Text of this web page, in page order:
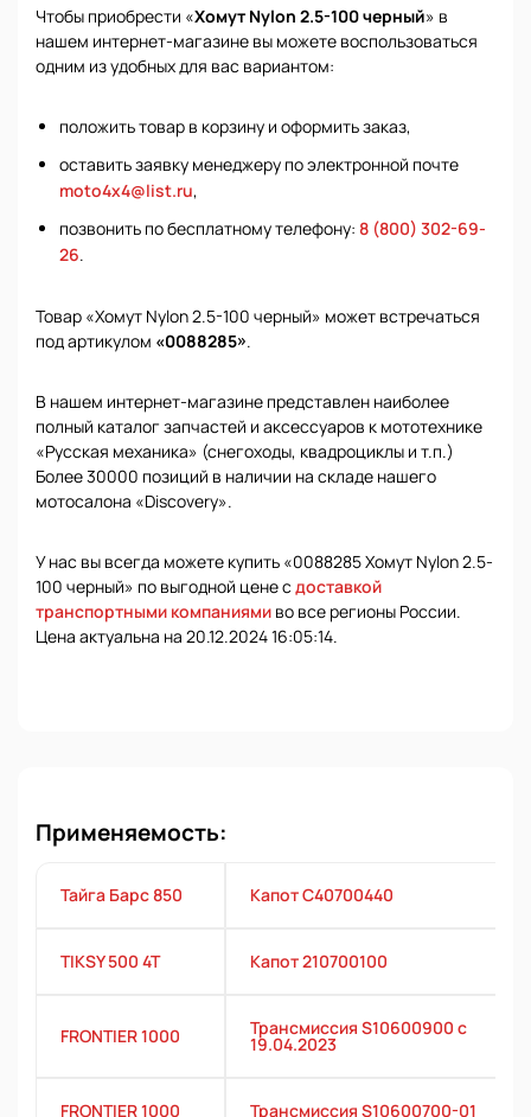
Чтобы приобрести «Хомут Nylon 2.5-100 черный» в
нашем интернет-магазине вы можете воспользоваться
одним из удобных для вас вариантом:
положить товар в корзину и оформить заказ,
оставить заявку менеджеру по электронной почте
moto4x4@list.ru,
позвонить по бесплатному телефону: 8 (800) 302-69-
26.
Товар «Хомут Nylon 2.5-100 черный» может встречаться
под артикулом «0088285».
В нашем интернет-магазине представлен наиболее
полный каталог запчастей и аксессуаров к мототехнике
«Русская механика» (снегоходы, квадроциклы и т.п.)
Более 30000 позиций в наличии на складе нашего
мотосалона «Discovery».
У нас вы всегда можете купить «0088285 Хомут Nylon 2.5-
100 черный» по выгодной цене с доставкой
транспортными компаниями во все регионы России.
Цена актуальна на 20.12.2024 16:05:14.
Применяемость:
Тайга Барс 850 Капот С40700440
TIKSY 500 4T Капот 210700100
FRONTIER 1000 Трансмиссия S10600900 с
19.04.2023
FRONTIER 1000 Трансмиссия S10600700-01